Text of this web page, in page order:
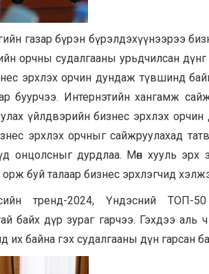
газар бүрэн бүрэлдэхүүнээрээ
орчны судалгааны урьдчилсан дүнг
эрхлэх орчин дундаж түвшинд
буурчээ. Интернэтийн хангамж
үйлдвэрийн бизнес эрхлэх
эрхлэх орчныг сайжруулахад
онцолсныг дурдлаа. Мөн хууль эрх
орж буй талаар бизнес эрхлэгчид
тренд-2024, Үндэсний ТОП-50
байх дүр зураг гарчээ. Гэхдээ аль
байна гэх судалгааны дүн гарсан